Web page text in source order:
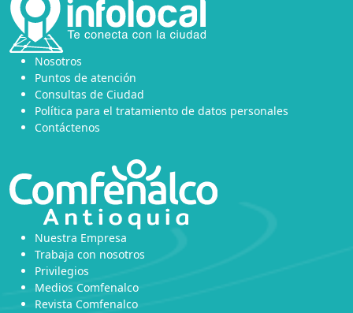
Nosotros
Puntos de atención
Consultas de Ciudad
Política para el tratamiento de datos personales
Contáctenos
Nuestra Empresa
Trabaja con nosotros
Privilegios
Medios Comfenalco
Revista Comfenalco